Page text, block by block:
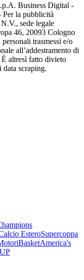
Business Digital -
la pubblicità
sede legale
46, 20093 Cologno
trasmessi e/o
all’addestramento di
altresì fatto divieto
data scraping.
EsteroSupercoppa
BasketAmerica's